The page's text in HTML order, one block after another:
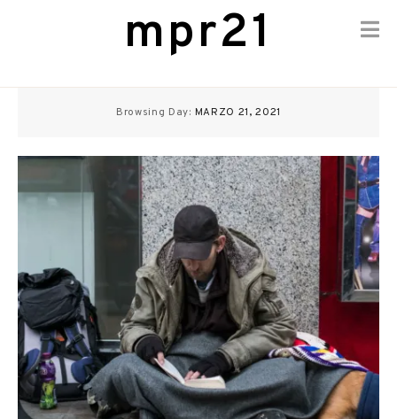
mpr21
Browsing Day: MARZO 21, 2021